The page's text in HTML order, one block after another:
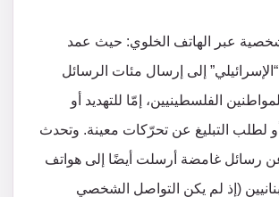
عبر الهاتف الخلوي: حيث عمد
“الإسرائيلي” إلى إرسال مئات الرسائل
الفلسطينيين، إمّا للتهديد أو
أو لطلب التبليغ عن تحرّكات معينة. وتحدث
رسائل غامضة أرسلت أيضًا إلى هواتف
(إذ لم يكن التواصل الشخصي